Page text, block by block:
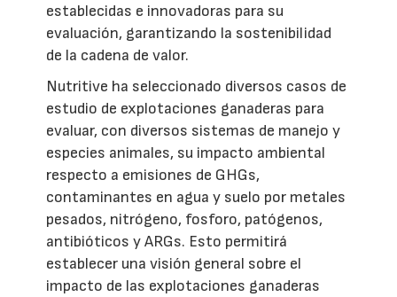
establecidas e innovadoras para su
evaluación, garantizando la sostenibilidad
de la cadena de valor.
Nutritive ha seleccionado diversos casos de
estudio de explotaciones ganaderas para
evaluar, con diversos sistemas de manejo y
especies animales, su impacto ambiental
respecto a emisiones de GHGs,
contaminantes en agua y suelo por metales
pesados, nitrógeno, fosforo, patógenos,
antibióticos y ARGs. Esto permitirá
establecer una visión general sobre el
impacto de las explotaciones ganaderas